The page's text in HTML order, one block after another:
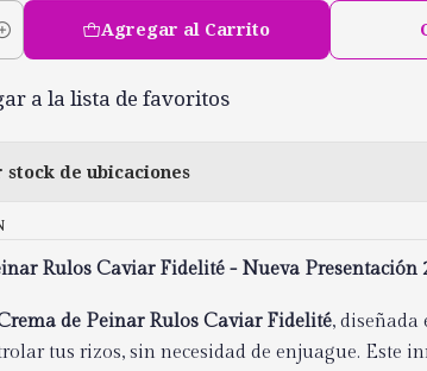
Agregar al Carrito
a la lista de favoritos
de ubicaciones
Rulos Caviar Fidelité - Nueva Presentación
de Peinar Rulos Caviar Fidelité, diseñada
tus rizos, sin necesidad de enjuague. Este